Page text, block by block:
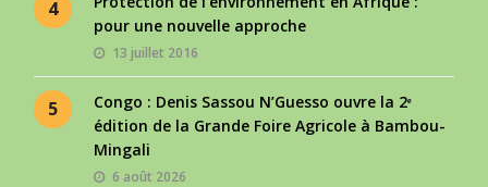
4
pour une nouvelle approche
13 juillet 2016
5
Congo : Denis Sassou N’Guesso ouvre la 2ᵉ
édition de la Grande Foire Agricole à Bambou-
Mingali
6 août 2026